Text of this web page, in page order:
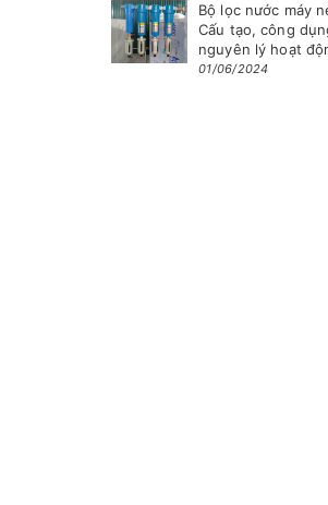
Bộ lọc nước máy
Cấu tạo, công
nguyên lý hoạt
01/06/2024